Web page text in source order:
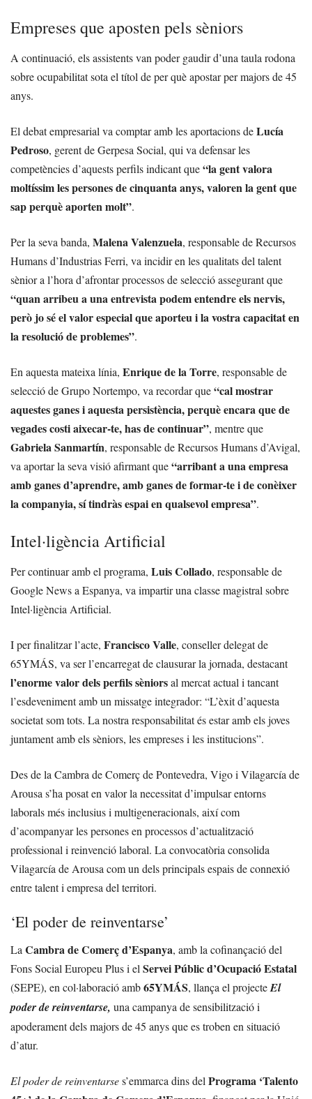
Empreses que aposten pels sèniors
A continuació, els assistents van poder gaudir d’una taula rodona
sobre ocupabilitat sota el títol de per què apostar per majors de 45
anys.
El debat empresarial va comptar amb les aportacions deLucía
Pedroso, gerent de Gerpesa Social, qui va defensar les
competències d’aquests perfils indicant que“la gent valora
moltíssim les persones de cinquanta anys, valoren la gent que
sap perquè aporten molt”.
Per la seva banda, Malena Valenzuela, responsable de Recursos
Humans d’Industrias Ferri, va incidir en les qualitats del talent
sènior a l’hora d’afrontar processos de selecció assegurant que
“quan arribeu a una entrevista podem entendre els nervis,
però jo sé el valor especial que aporteu i la vostra capacitat en
la resolució de problemes”.
En aquesta mateixa línia, Enrique de la Torre, responsable de
selecció de Grupo Nortempo, va recordar que“cal mostrar
aquestes ganes i aquesta persistència, perquè encara que de
vegades costi aixecar-te, has de continuar”, mentre que
Gabriela Sanmartín, responsable de Recursos Humans d’Avigal,
va aportar la seva visió afirmant que“arribant a una empresa
amb ganes d’aprendre, amb ganes de formar-te i de conèixer
la companyia, sí tindràs espai en qualsevol empresa”.
Intel·ligència Artificial
Per continuar amb el programa, Luis Collado, responsable de
Google News a Espanya, va impartir una classe magistral sobre
Intel·ligència Artificial.
I per finalitzar l’acte, Francisco Valle, conseller delegat de
65YMÁS, va ser l’encarregat de clausurar la jornada, destacant
l’enorme valor dels perfils sèniorsal mercat actual i tancant
l’esdeveniment amb un missatge integrador: “L’èxit d’aquesta
societat som tots. La nostra responsabilitat és estar amb els joves
juntament amb els sèniors, les empreses i les institucions”.
Des de la Cambra de Comerç de Pontevedra, Vigo i Vilagarcía de
Arousa s’ha posat en valor la necessitat d’impulsar entorns
laborals més inclusius i multigeneracionals, així com
d’acompanyar les persones en processos d’actualització
professional i reinvenció laboral. La convocatòria consolida
Vilagarcía de Arousa com un dels principals espais de connexió
entre talent i empresa del territori.
‘El poder de reinventarse’
La Cambra de Comerç d’Espanya, amb la cofinançació del
Fons Social Europeu Plus i el Servei Públic d’Ocupació Estatal
(SEPE), en col·laboració amb65YMÁS, llança el projecteEl
poder de reinventarse, una campanya de sensibilització i
apoderament dels majors de 45 anys que es troben en situació
d’atur.
El poder de reinventarses’emmarca dins del Programa ‘Talento